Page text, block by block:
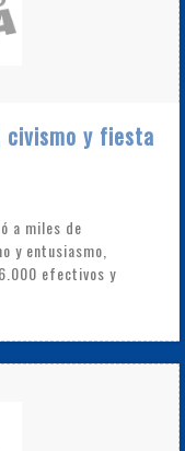
civismo y fiesta
a miles de
y entusiasmo,
efectivos y